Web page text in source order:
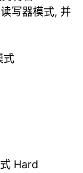
写器模式, 并
式
Hard